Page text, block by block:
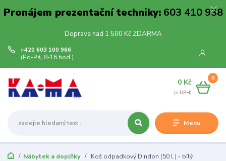
Pronájem prezentační techniky:603 410 938
Doprava nad 1 500 Kč ZDARMA
Menu
+420 603 100 966
(Po-Pá, 8-16 hod.)
0
0 Kč
Nábytek a doplňky Koš odpadkový Dindon (50 l.) - bílý